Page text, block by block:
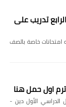
تدريب على
خاصة بالصف
اول حمل هنا
الدراسي الأول دين -